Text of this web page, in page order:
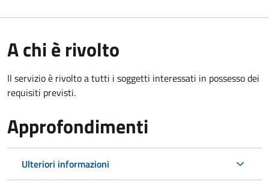
A chi è rivolto
Il servizio è rivolto a tutti i soggetti interessati in possesso dei
requisiti previsti.
Approfondimenti
Ulteriori informazioni